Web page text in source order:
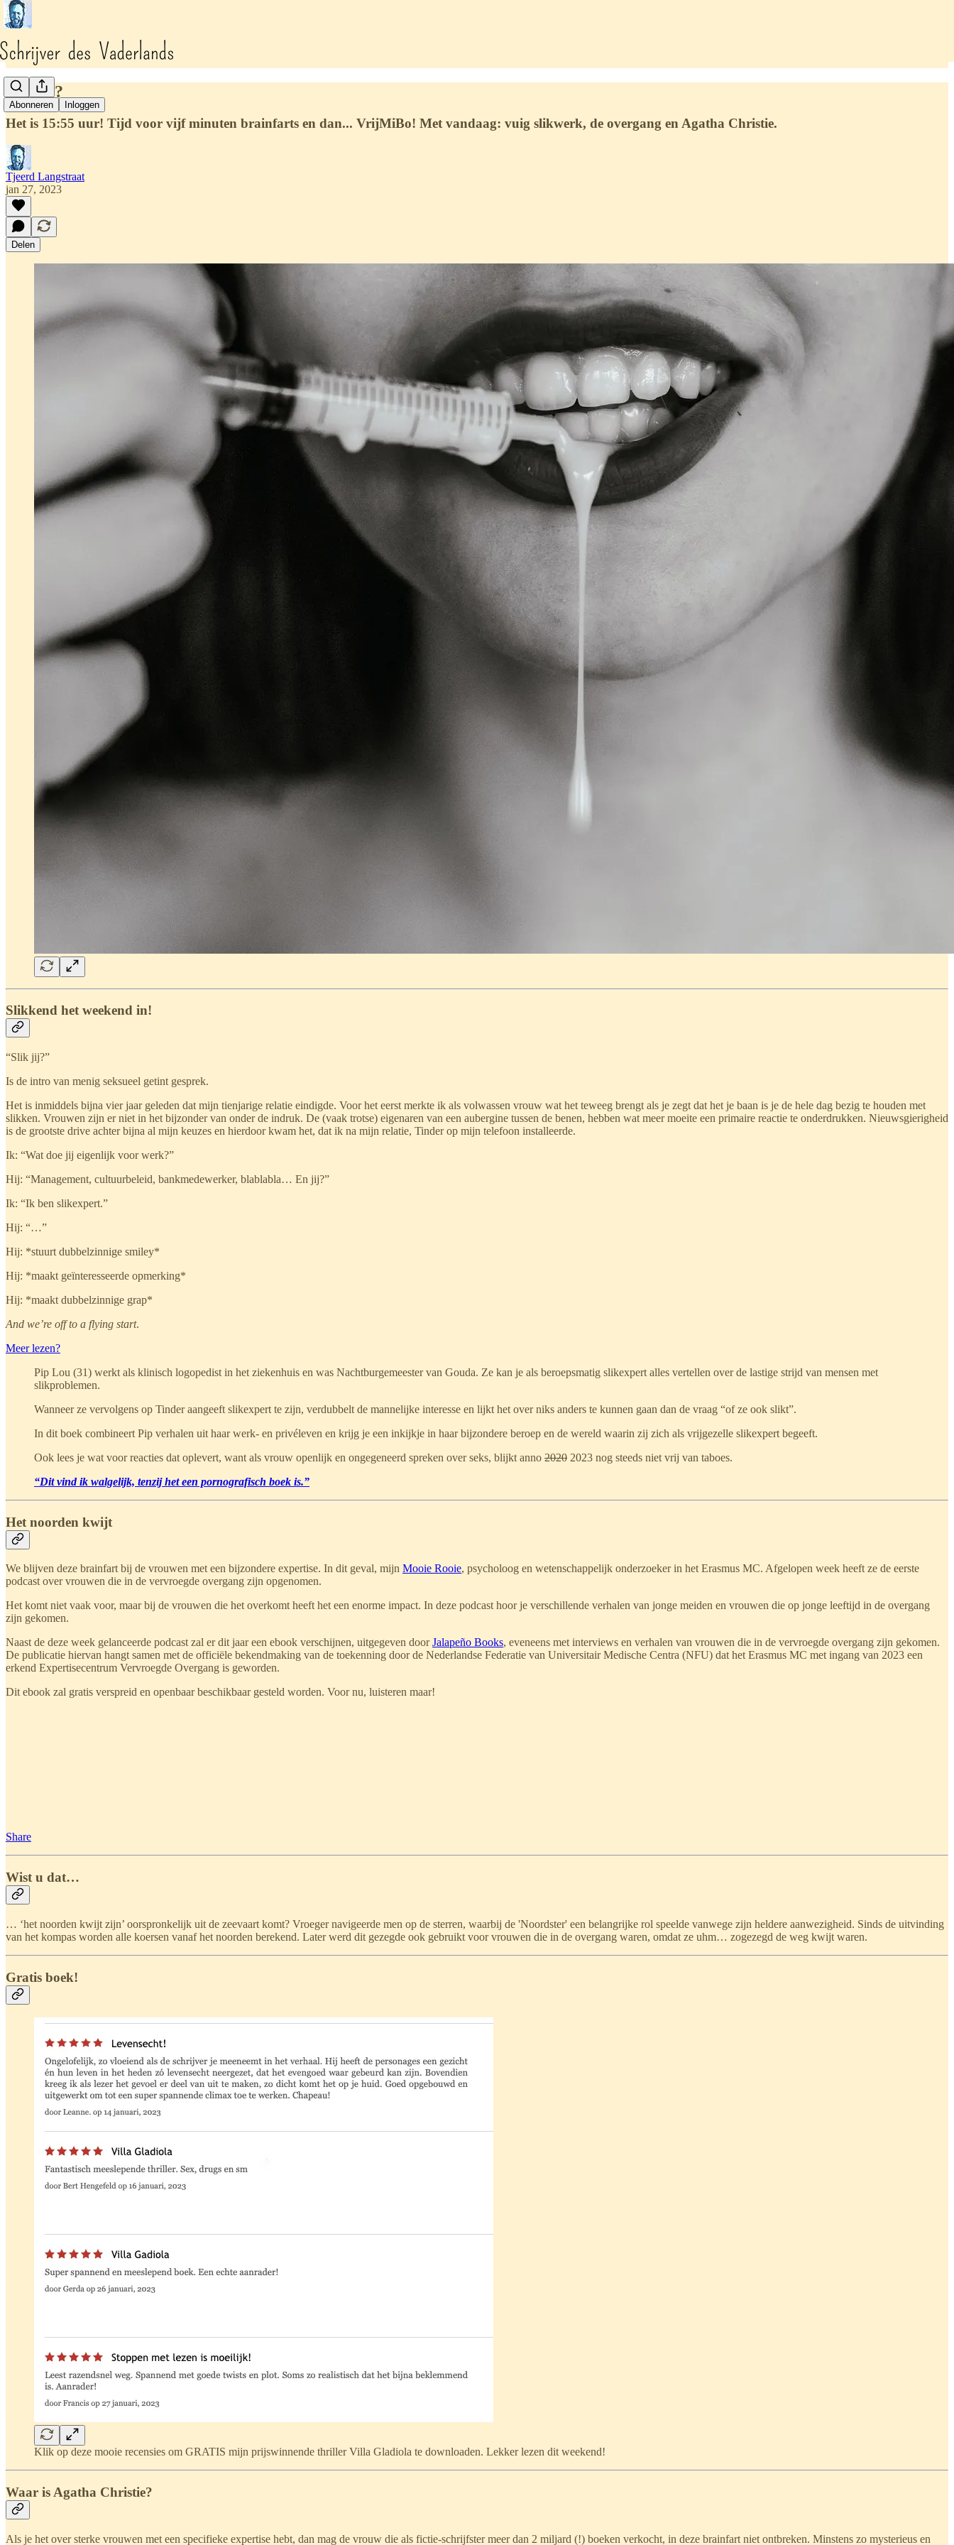
Abonneren Inloggen
Slik jij?
Het is 15:55 uur! Tijd voor vijf minuten brainfarts en dan... VrijMiBo! Met vandaag: vuig slikwerk, de overgang en Agatha Christie.
Tjeerd Langstraat
jan 27, 2023
Delen
Slikkend het weekend in!
“Slik jij?”
Is de intro van menig seksueel getint gesprek.
Het is inmiddels bijna vier jaar geleden dat mijn tienjarige relatie eindigde. Voor het eerst merkte ik als volwassen vrouw wat het teweeg brengt als je zegt dat het je baan is je de hele dag bezig te houden met
slikken. Vrouwen zijn er niet in het bijzonder van onder de indruk. De (vaak trotse) eigenaren van een aubergine tussen de benen, hebben wat meer moeite een primaire reactie te onderdrukken. Nieuwsgierigheid
is de grootste drive achter bijna al mijn keuzes en hierdoor kwam het, dat ik na mijn relatie, Tinder op mijn telefoon installeerde.
Ik: “Wat doe jij eigenlijk voor werk?”
Hij: “Management, cultuurbeleid, bankmedewerker, blablabla… En jij?”
Ik: “Ik ben slikexpert.”
Hij: “…”
Hij: *stuurt dubbelzinnige smiley*
Hij: *maakt geïnteresseerde opmerking*
Hij: *maakt dubbelzinnige grap*
And we’re off to a flying start.
Meer lezen?
Pip Lou (31) werkt als klinisch logopedist in het ziekenhuis en was Nachtburgemeester van Gouda. Ze kan je als beroepsmatig slikexpert alles vertellen over de lastige strijd van mensen met
slikproblemen.
Wanneer ze vervolgens op Tinder aangeeft slikexpert te zijn, verdubbelt de mannelijke interesse en lijkt het over niks anders te kunnen gaan dan de vraag “of ze ook slikt”.
In dit boek combineert Pip verhalen uit haar werk- en privéleven en krijg je een inkijkje in haar bijzondere beroep en de wereld waarin zij zich als vrijgezelle slikexpert begeeft.
Ook lees je wat voor reacties dat oplevert, want als vrouw openlijk en ongegeneerd spreken over seks, blijkt anno 2020 2023 nog steeds niet vrij van taboes.
“Dit vind ik walgelijk, tenzij het een pornografisch boek is.”
Het noorden kwijt
We blijven deze brainfart bij de vrouwen met een bijzondere expertise. In dit geval, mijn Mooie Rooie, psycholoog en wetenschappelijk onderzoeker in het Erasmus MC. Afgelopen week heeft ze de eerste
podcast over vrouwen die in de vervroegde overgang zijn opgenomen.
Het komt niet vaak voor, maar bij de vrouwen die het overkomt heeft het een enorme impact. In deze podcast hoor je verschillende verhalen van jonge meiden en vrouwen die op jonge leeftijd in de overgang
zijn gekomen.
Naast de deze week gelanceerde podcast zal er dit jaar een ebook verschijnen, uitgegeven doorJalapeño Books, eveneens met interviews en verhalen van vrouwen die in de vervroegde overgang zijn gekomen.
De publicatie hiervan hangt samen met de officiële bekendmaking van de toekenning door de Nederlandse Federatie van Universitair Medische Centra (NFU) dat het Erasmus MC met ingang van 2023 een
erkend Expertisecentrum Vervroegde Overgang is geworden.
Dit ebook zal gratis verspreid en openbaar beschikbaar gesteld worden. Voor nu, luisteren maar!
Share
Wist u dat…
… ‘het noorden kwijt zijn’ oorspronkelijk uit de zeevaart komt? Vroeger navigeerde men op de sterren, waarbij de 'Noordster' een belangrijke rol speelde vanwege zijn heldere aanwezigheid. Sinds de uitvinding
van het kompas worden alle koersen vanaf het noorden berekend. Later werd dit gezegde ook gebruikt voor vrouwen die in de overgang waren, omdat ze uhm… zogezegd de weg kwijt waren.
Gratis boek!
Klik op deze mooie recensies om GRATIS mijn prijswinnende thriller Villa Gladiola te downloaden. Lekker lezen dit weekend!
Waar is Agatha Christie?
Als je het over sterke vrouwen met een specifieke expertise hebt, dan mag de vrouw die als fictie-schrijfster meer dan 2 miljard (!) boeken verkocht, in deze brainfart niet ontbreken. Minstens zo mysterieus en